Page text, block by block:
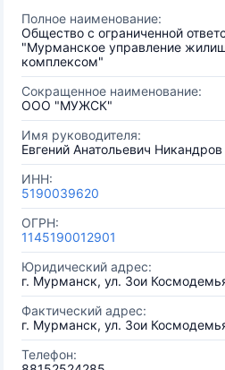
Полное наименование:
Общество с ограниченной
"Мурманское управление
комплексом"
Сокращенное наименование:
ООО "МУЖСК"
Имя руководителя:
Евгений Анатольевич Никандров
ИНН:
5190039620
ОГРН:
1145190012901
Юридический адрес:
г. Мурманск, ул. Зои
Фактический адрес:
г. Мурманск, ул. Зои
Телефон: